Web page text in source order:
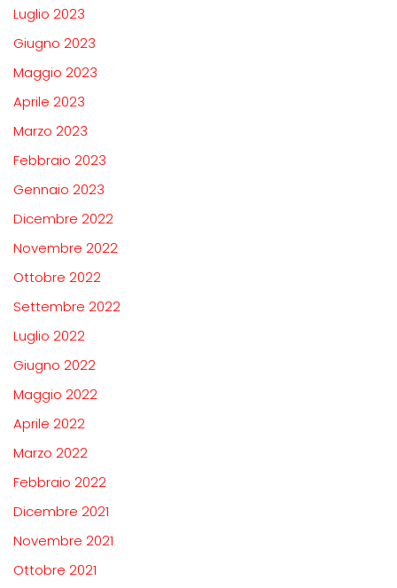
Luglio 2023
Giugno 2023
Maggio 2023
Aprile 2023
Marzo 2023
Febbraio 2023
Gennaio 2023
Dicembre 2022
Novembre 2022
Ottobre 2022
Settembre 2022
Luglio 2022
Giugno 2022
Maggio 2022
Aprile 2022
Marzo 2022
Febbraio 2022
Dicembre 2021
Novembre 2021
Ottobre 2021